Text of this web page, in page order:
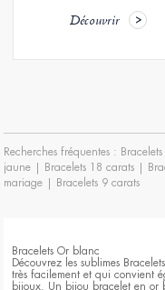
Découvrir
Recherches fréquentes : Bracelets
jaune | Bracelets 18 carats |
mariage | Bracelets 9 carats
Bracelets Or blanc
Découvrez les sublimes
très facilement et qui convient
bijoux. Un bijou bracelet en or